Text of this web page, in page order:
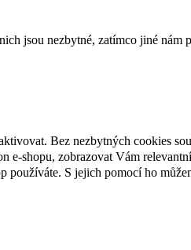
jsou nezbytné, zatímco jiné
Bez nezbytných cookies
e-shopu, zobrazovat Vám
používáte. S jejich pomocí ho